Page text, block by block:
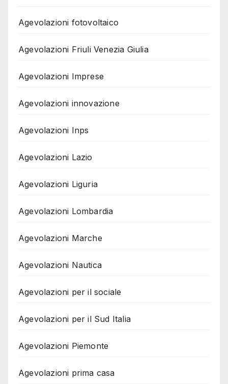
Agevolazioni fotovoltaico
Agevolazioni Friuli Venezia Giulia
Agevolazioni Imprese
Agevolazioni innovazione
Agevolazioni Inps
Agevolazioni Lazio
Agevolazioni Liguria
Agevolazioni Lombardia
Agevolazioni Marche
Agevolazioni Nautica
Agevolazioni per il sociale
Agevolazioni per il Sud Italia
Agevolazioni Piemonte
Agevolazioni prima casa